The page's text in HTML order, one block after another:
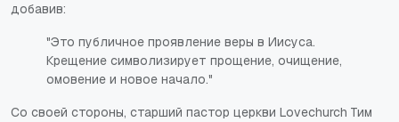
добавив:
"Это публичное проявление веры в Иисуса.
Крещение символизирует прощение, очищение,
омовение и новое начало."
Со своей стороны, старший пастор церкви Lovechurch Тим